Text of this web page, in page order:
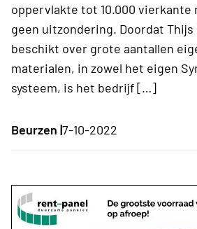
oppervlakte tot 10.000 vierkante
geen uitzondering. Doordat
beschikt over grote aantallen
materialen, in zowel het eigen
systeem, is het bedrijf […]
Beurzen |7-10-2022